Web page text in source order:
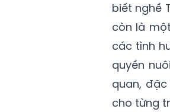
biết nghề
còn là
các tình
quyền
quan,
cho từng